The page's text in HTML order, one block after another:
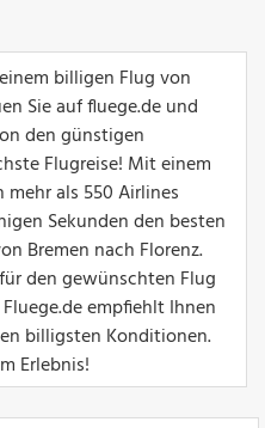
billigen Flug von
Sie auf fluege.de und
den günstigen
Flugreise! Mit einem
als 550 Airlines
Sekunden den besten
Bremen nach Florenz.
den gewünschten Flug
empfiehlt Ihnen
billigsten Konditionen.
Erlebnis!